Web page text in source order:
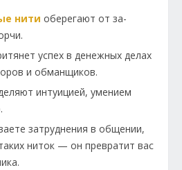
нити оберегают от за­
успех в денежных делах
и обманщиков.
интуицией, умением
затруднения в общении,
ниток — он превратит вас